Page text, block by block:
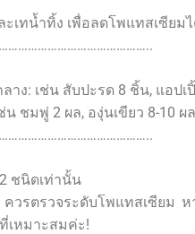
เทน้ำทิ้ง เพื่อลดโพแทสเซียมไ
าง: เช่น สับปะรด 8 ชิ้น, แอปเ
ชมพู่ 2 ผล, องุ่นเขียว 8-10 ผล
ชนิดเท่านั้น
ควรตรวจระดับโพแทสเซียม
เหมาะสมค่ะ!